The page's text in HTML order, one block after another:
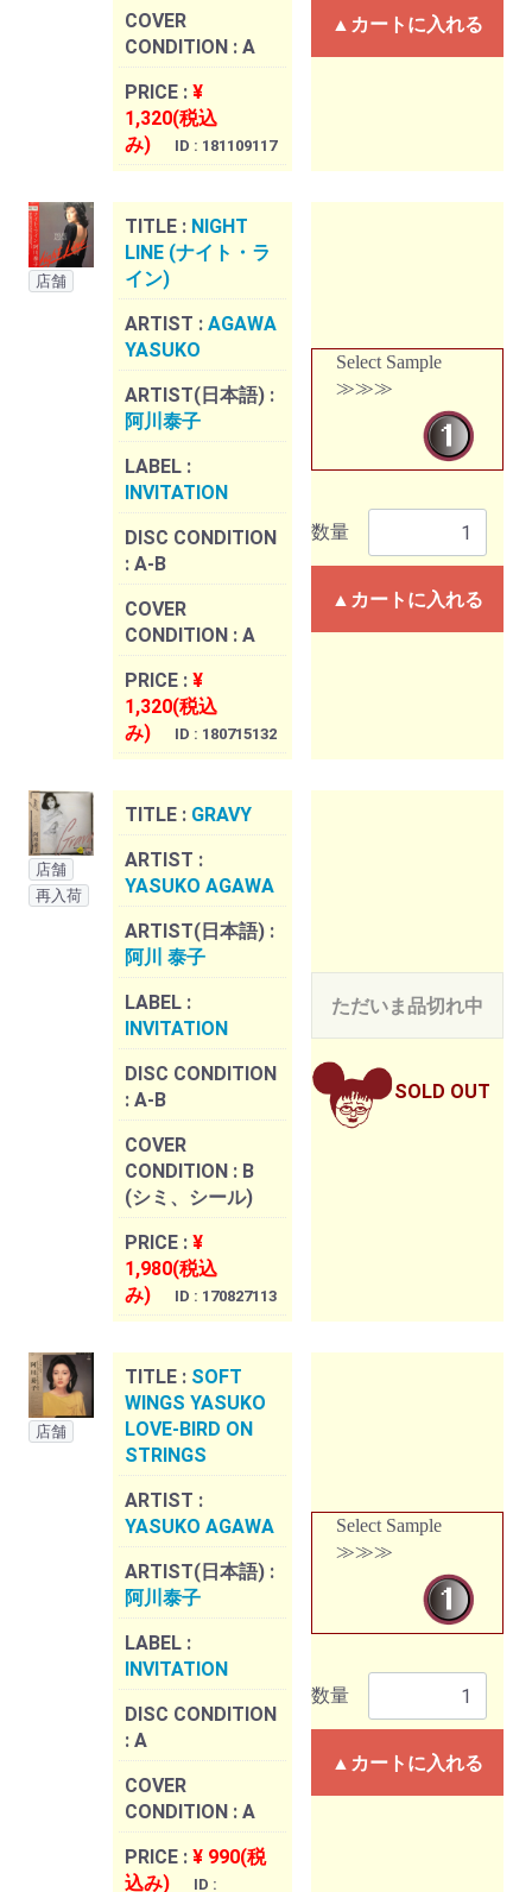
COVER
CONDITION : A
PRICE : ¥
1,320(税込
み)
ID : 181109117
▲カートに入れる
店舗
TITLE : NIGHT
LINE (ナイト・ラ
イン)
ARTIST : AGAWA
YASUKO
ARTIST(日本語) :
阿川泰子
LABEL :
INVITATION
DISC CONDITION
: A-B
COVER
CONDITION : A
PRICE : ¥
1,320(税込
み)
ID : 180715132
Select Sample
≫≫≫
数量
▲カートに入れる
店舗
再入荷
TITLE : GRAVY
ARTIST :
YASUKO AGAWA
ARTIST(日本語) :
阿川 泰子
LABEL :
INVITATION
DISC CONDITION
: A-B
COVER
CONDITION : B
(シミ、シール)
PRICE : ¥
1,980(税込
み)
ID : 170827113
ただいま品切れ中
SOLD OUT
店舗
TITLE : SOFT
WINGS YASUKO
LOVE-BIRD ON
STRINGS
ARTIST :
YASUKO AGAWA
ARTIST(日本語) :
阿川泰子
LABEL :
INVITATION
DISC CONDITION
: A
COVER
CONDITION : A
PRICE : ¥ 990(税
込み)
ID :
Select Sample
≫≫≫
数量
▲カートに入れる